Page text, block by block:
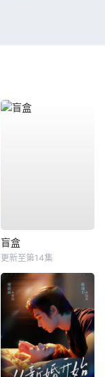
盲盒
更新至第14集